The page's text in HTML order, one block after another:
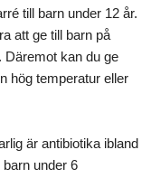
till barn under 12 år.
att ge till barn på
Däremot kan du ge
hög temperatur eller
är antibiotika ibland
under 6